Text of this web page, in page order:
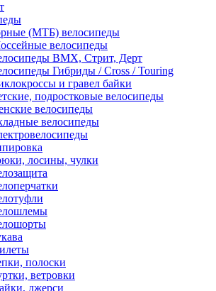
(МТБ) велосипеды
велосипеды
BMX, Стрит, Дерт
Гибриды / Cross / Touring
и гравел байки
подростковые велосипеды
велосипеды
велосипеды
лосины, чулки
полоски
ветровки
джерси